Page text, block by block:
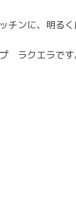
チンに、明るく
ラクエラです